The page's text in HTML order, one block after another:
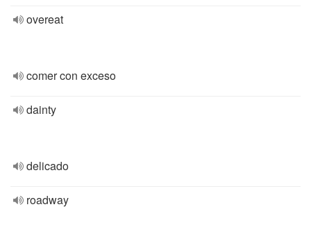
overeat
comer con exceso
dainty
delicado
roadway